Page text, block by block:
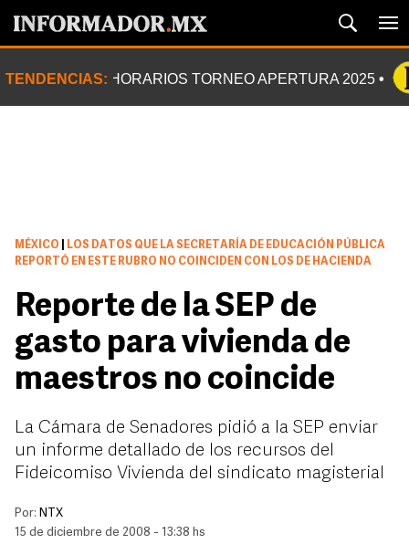
TENDENCIAS: HORARIOS TORNEO APERTURA 2025
MÉXICO
LOS DATOS QUE LA SECRETARÍA DE EDUCACIÓN PÚBLICA
REPORTÓ EN ESTE RUBRO NO COINCIDEN CON LOS DE HACIENDA
Reporte de la SEP de
gasto para vivienda de
maestros no coincide
La Cámara de Senadores pidió a la SEP enviar
un informe detallado de los recursos del
Fideicomiso Vivienda del sindicato magisterial
Por: NTX
15 de diciembre de 2008 - 13:38 hs